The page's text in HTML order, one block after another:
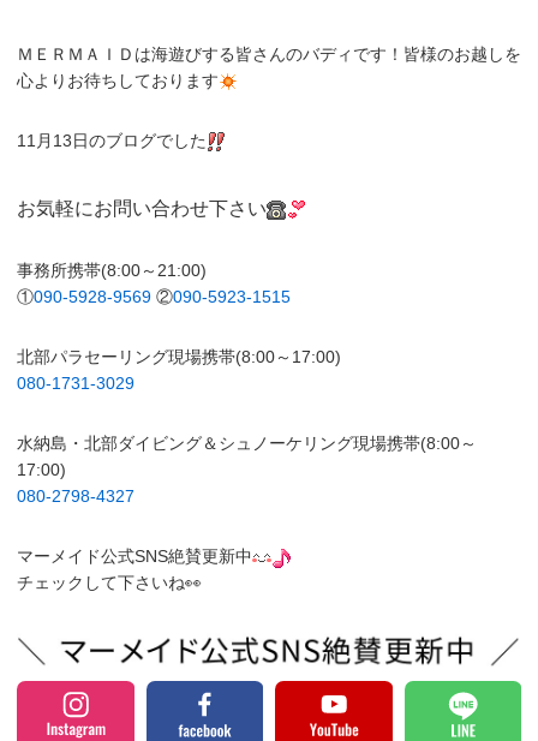
ＭＥＲＭＡＩＤは海遊びする皆さんのバディです！皆様のお越しを
心よりお待ちしております
11月13日のブログでした
お気軽にお問い合わせ下さい
事務所携帯(8:00～21:00)
①090-5928-9569 ②090-5923-1515
北部パラセーリング現場携帯(8:00～17:00)
080-1731-3029
水納島・北部ダイビング＆シュノーケリング現場携帯(8:00～
17:00)
080-2798-4327
マーメイド公式SNS絶賛更新中
チェックして下さいね👀